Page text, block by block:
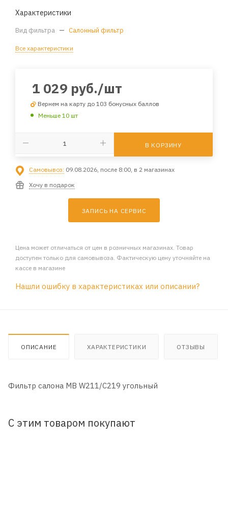
Характеристики
Вид фильтра — Салонный фильтр
Все характеристики
1 029 руб./шт
Вернем на карту до 103 бонусных баллов
Меньше 10 шт
В КОРЗИНУ
Самовывоз: 09.08.2026, после 8:00, в 2 магазинах
Хочу в подарок
ЗАПИСЬ НА СЕРВИС
Цена может отличаться от цен в розничных магазинах. Товар
доступен только для самовывоза. Фактическую цену уточняйте на
кассе в магазине
Нашли ошибку в характеристиках или описании?
ОПИСАНИЕ ХАРАКТЕРИСТИКИ ОТЗЫВЫ
Фильтр салона MB W211/C219 угольный
С этим товаром покупают